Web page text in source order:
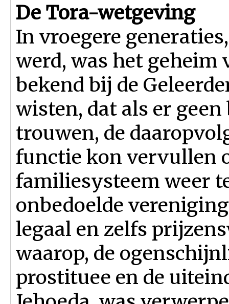
De Tora-wetgeving
In vroegere
werd, was het
bekend bij de
wisten, dat als er
trouwen, de
functie kon vervullen
familiesysteem weer
onbedoelde
legaal en zelfs
waarop, de
prostituee en de